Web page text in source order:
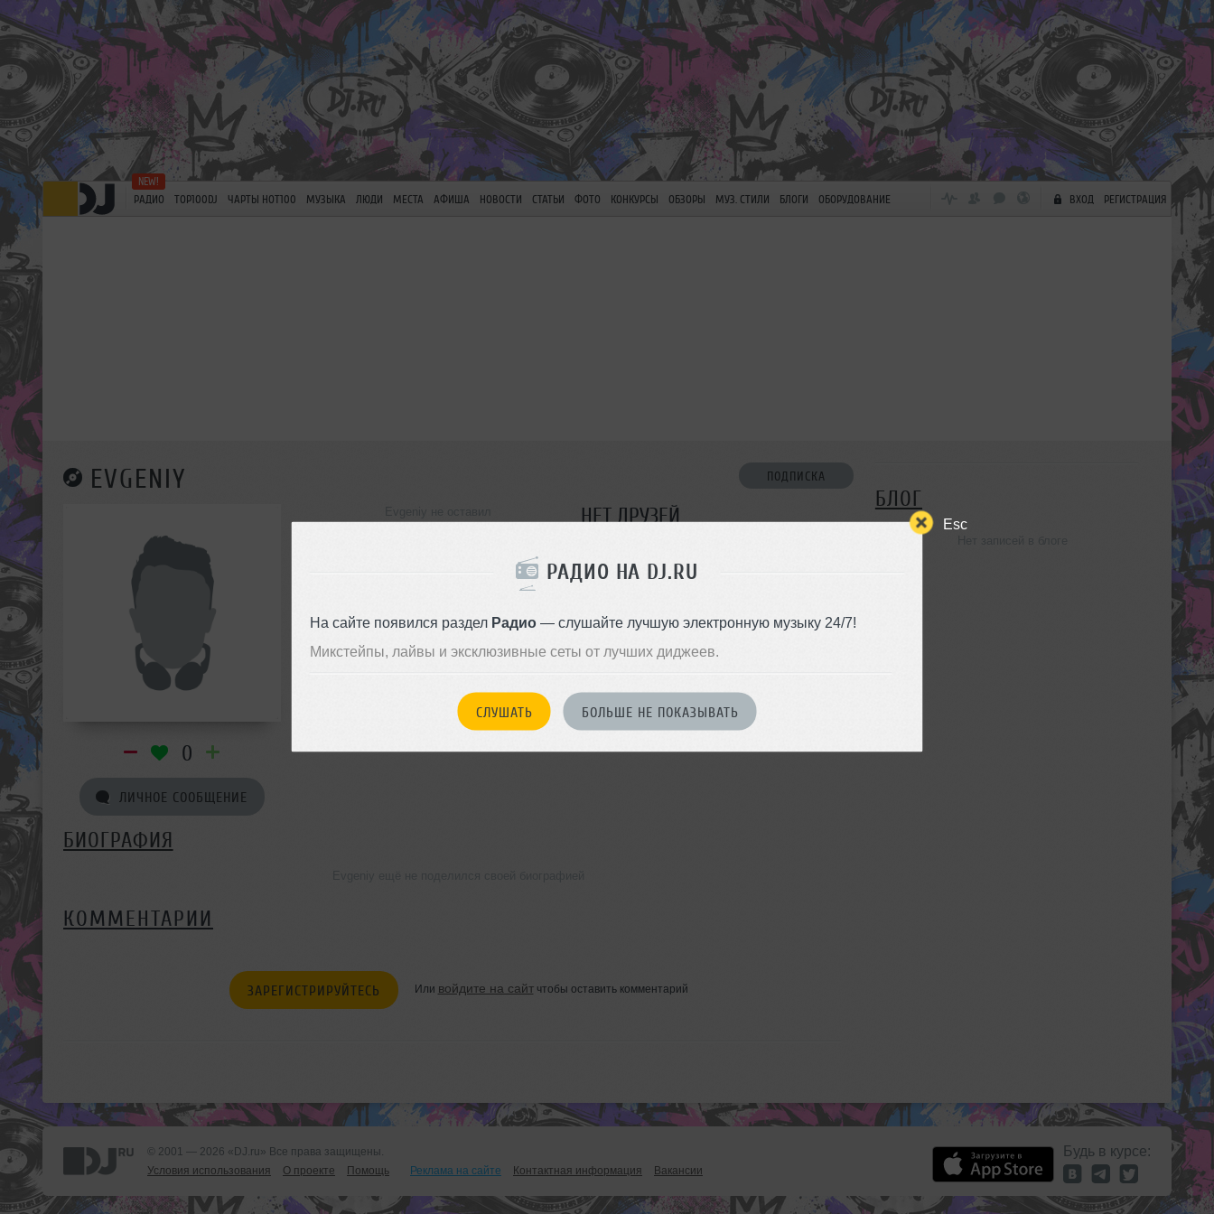
Esc
РАДИО НА DJ.RU
На сайте появился раздел Радио— слушайте лучшую электронную музыку 24/7!
Микстейпы, лайвы и эксклюзивные сеты от лучших диджеев.
СЛУШАТЬ БОЛЬШЕ НЕ ПОКАЗЫВАТЬ
РАДИО TOP100DJ ЧАРТЫ HOT100 МУЗЫКА ЛЮДИ МЕСТА АФИША НОВОСТИ СТАТЬИ ФОТО КОНКУРСЫ ОБЗОРЫ МУЗ. СТИЛИ БЛОГИ ОБОРУДОВАНИЕ ВХОД РЕГИСТРАЦИЯ
EVGENIY ПОДПИСКА
0
ЛИЧНОЕ СООБЩЕНИЕ
НЕТ ДРУЗЕЙ
БИОГРАФИЯ
КОММЕНТАРИИ
ЗАРЕГИСТРИРУЙТЕСЬ Или войдите на сайтчтобы оставить комментарий
БЛОГ
© 2001 — 2026 «DJ.ru» Все права защищены.
Условия использования
О проекте Помощь Реклама на сайте Контактная информация Вакансии
Будь в курсе: